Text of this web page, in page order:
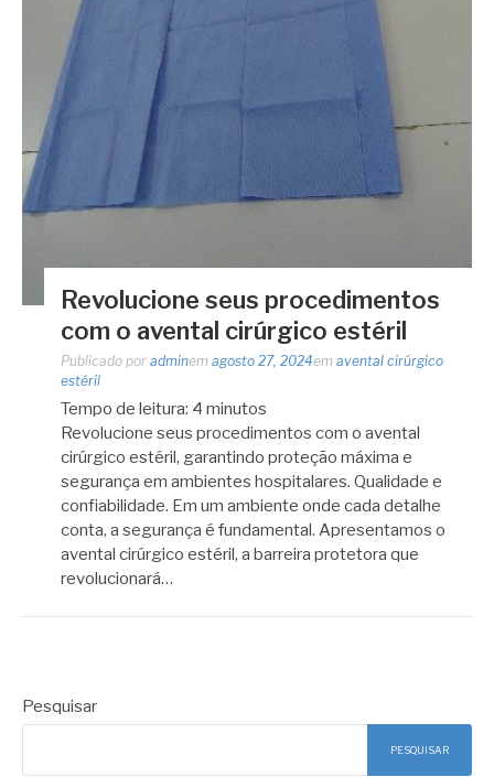
Revolucione seus procedimentos
com o avental cirúrgico estéril
Publicado por adminem agosto 27, 2024em avental cirúrgico
estéril
Tempo de leitura: 4 minutos
Revolucione seus procedimentos com o avental
cirúrgico estéril, garantindo proteção máxima e
segurança em ambientes hospitalares. Qualidade e
confiabilidade. Em um ambiente onde cada detalhe
conta, a segurança é fundamental. Apresentamos o
avental cirúrgico estéril, a barreira protetora que
revolucionará…
Pesquisar
PESQUISAR